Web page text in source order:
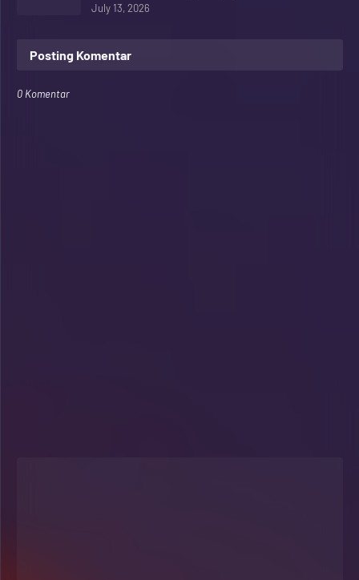
July 13, 2026
Posting Komentar
0 Komentar